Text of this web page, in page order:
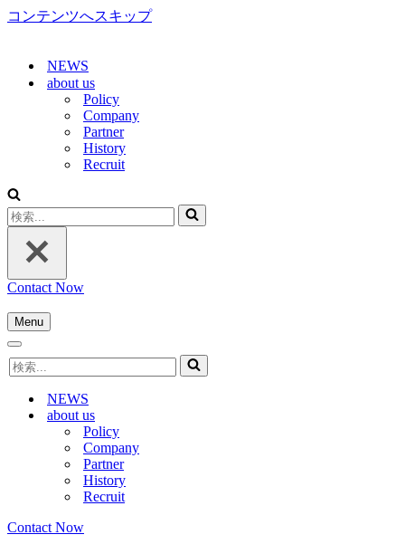
コンテンツへスキップ
NEWS
about us
Policy
Company
Partner
History
Recruit
検
索...
Contact Now
Menu
ナ
ゲ
シ
ョ
ナ
ビ
検
索...
NEWS
about us
Policy
Company
Partner
History
Recruit
Contact Now